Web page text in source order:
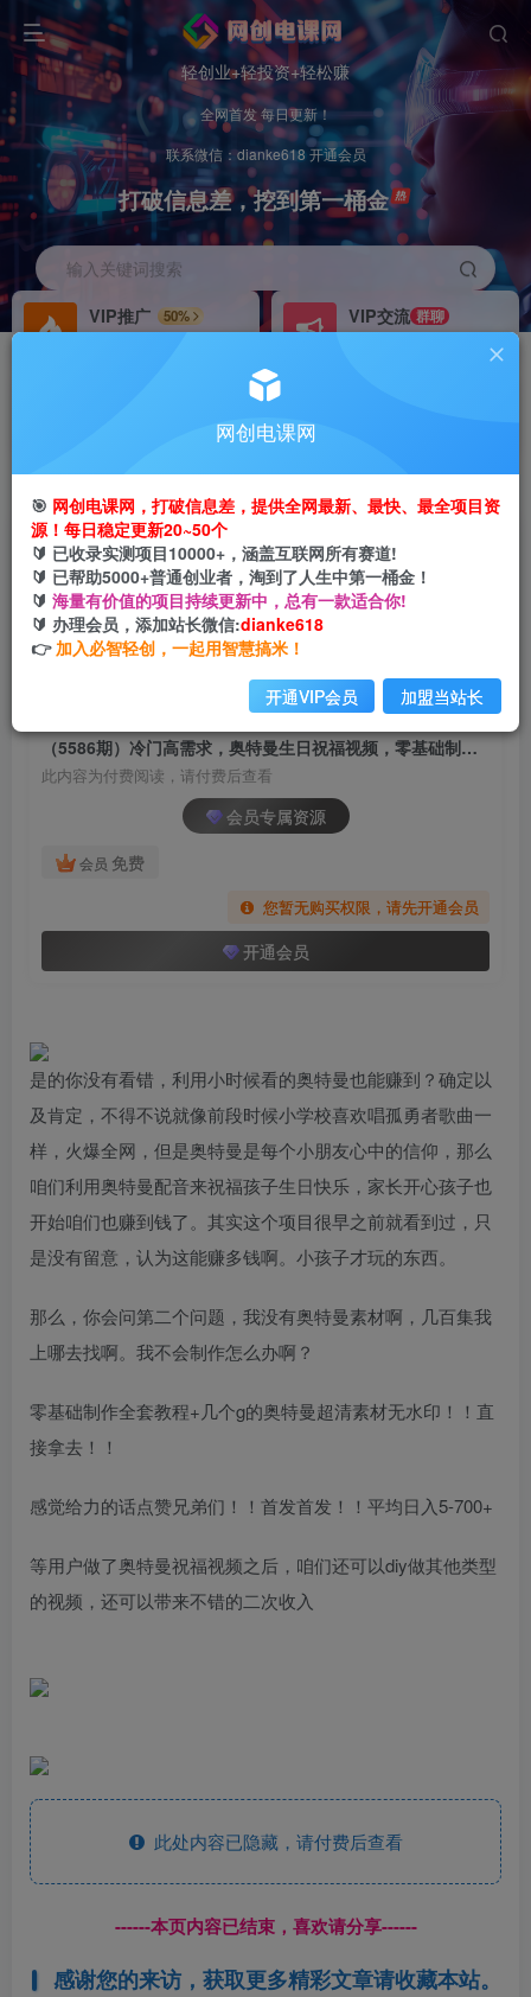
轻创业+轻投资+轻松赚
全网首发 每日更新！
联系微信：dianke618 开通会员
打破信息差，挖到第一桶金
输入关键词搜索
VIP推广
50%
VIP交流 群聊
研究探讨更多创业项目路子。
搭建同款网站，自己当老板
（5586期）冷门高需求，奥特曼生日祝福视频，
零基础制作全套教程，日入700+【附素材】
网创电课网
2年前发布
1363 179
（5586期）冷门高需求，奥特曼生日祝福视频，零基础制作全套教程，日入700+【附素材】
此内容为付费阅读，请付费后查看
会员专属资源
会员 免费
您暂无购买权限，请先开通会员
开通会员
是的你没有看错，利用小时候看的奥特曼也能赚到？确定以
及肯定，不得不说就像前段时候小学校喜欢唱孤勇者歌曲一
样，火爆全网，但是奥特曼是每个小朋友心中的信仰，那么
咱们利用奥特曼配音来祝福孩子生日快乐，家长开心孩子也
开始咱们也赚到钱了。其实这个项目很早之前就看到过，只
是没有留意，认为这能赚多钱啊。小孩子才玩的东西。
那么，你会问第二个问题，我没有奥特曼素材啊，几百集我
上哪去找啊。我不会制作怎么办啊？
零基础制作全套教程+几个g的奥特曼超清素材无水印！！直
接拿去！！
感觉给力的话点赞兄弟们！！首发首发！！平均日入5-700+
等用户做了奥特曼祝福视频之后，咱们还可以diy做其他类型
的视频，还可以带来不错的二次收入
此处内容已隐藏，请付费后查看
------本页内容已结束，喜欢请分享------
感谢您的来访，获取更多精彩文章请收藏本站。
网创电课网
🎯 网创电课网，打破信息差，提供全网最新、最快、最全项目资
源！每日稳定更新20~50个
🔰 已收录实测项目10000+，涵盖互联网所有赛道!
🔰 已帮助5000+普通创业者，淘到了人生中第一桶金！
🔰 海量有价值的项目持续更新中，总有一款适合你!
🔰 办理会员，添加站长微信:dianke618
👉 加入必智轻创，一起用智慧搞米！
开通VIP会员 加盟当站长